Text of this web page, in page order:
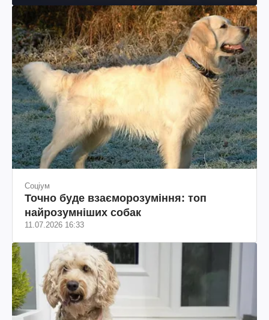
Соціум
Точно буде взаєморозуміння: топ
найрозумніших собак
11.07.2026 16:33